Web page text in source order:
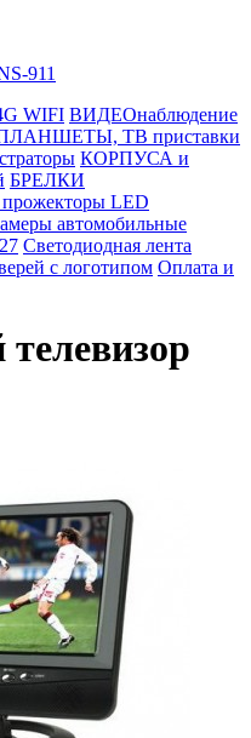
911
WIFI ВИДЕОнаблюдение
ТВ приставки
КОРПУСА и
БРЕЛКИ
LED
автомобильные
Светодиодная лента
с логотипом Оплата и